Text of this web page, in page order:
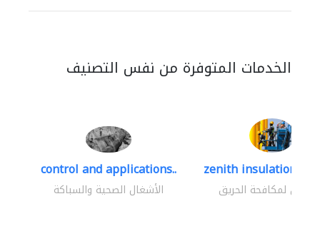
الخدمات المتوفرة من نفس التصنيف
control and applications..
الأشغال الصحية والسباكة
zenith insulation
لمكافحة الحريق